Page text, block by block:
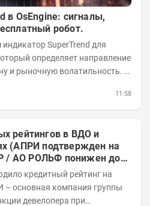
в OsEngine: сигналы,
робот.
SuperTrend для
определяет направление
и рыночную волатильность. В
11:58
рейтингов в ВДО и
(АПРИ подтвержден на
/ АО РОЛЬФ понижен до
на уровне BBB.ru)
девелопера при